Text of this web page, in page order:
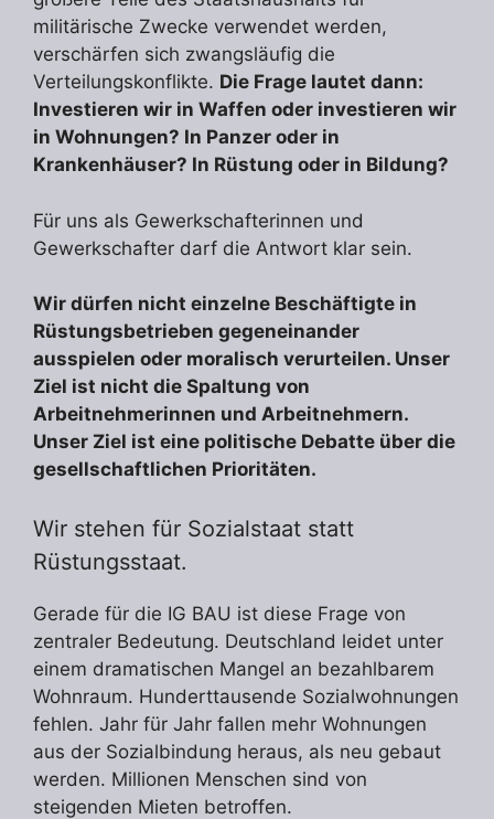
militärische Zwecke verwendet werden,
verschärfen sich zwangsläufig die
Verteilungskonflikte. Die Frage lautet dann:
Investieren wir in Waffen oder investieren wir
in Wohnungen? In Panzer oder in
Krankenhäuser? In Rüstung oder in Bildung?
Für uns als Gewerkschafterinnen und
Gewerkschafter darf die Antwort klar sein.
Wir dürfen nicht einzelne Beschäftigte in
Rüstungsbetrieben gegeneinander
ausspielen oder moralisch verurteilen. Unser
Ziel ist nicht die Spaltung von
Arbeitnehmerinnen und Arbeitnehmern.
Unser Ziel ist eine politische Debatte über die
gesellschaftlichen Prioritäten.
Wir stehen für Sozialstaat statt
Rüstungsstaat.
Gerade für die IG BAU ist diese Frage von
zentraler Bedeutung. Deutschland leidet unter
einem dramatischen Mangel an bezahlbarem
Wohnraum. Hunderttausende Sozialwohnungen
fehlen. Jahr für Jahr fallen mehr Wohnungen
aus der Sozialbindung heraus, als neu gebaut
werden. Millionen Menschen sind von
steigenden Mieten betroffen.